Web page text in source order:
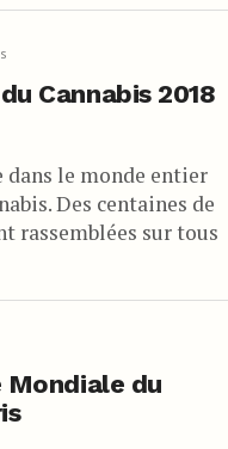
Cannabis 2018
dans le monde entier
Des centaines de
rassemblées sur tous
Mondiale du